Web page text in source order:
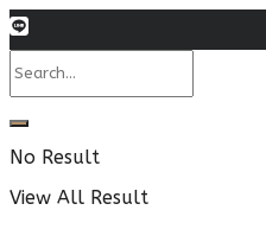
No Result
View All Result